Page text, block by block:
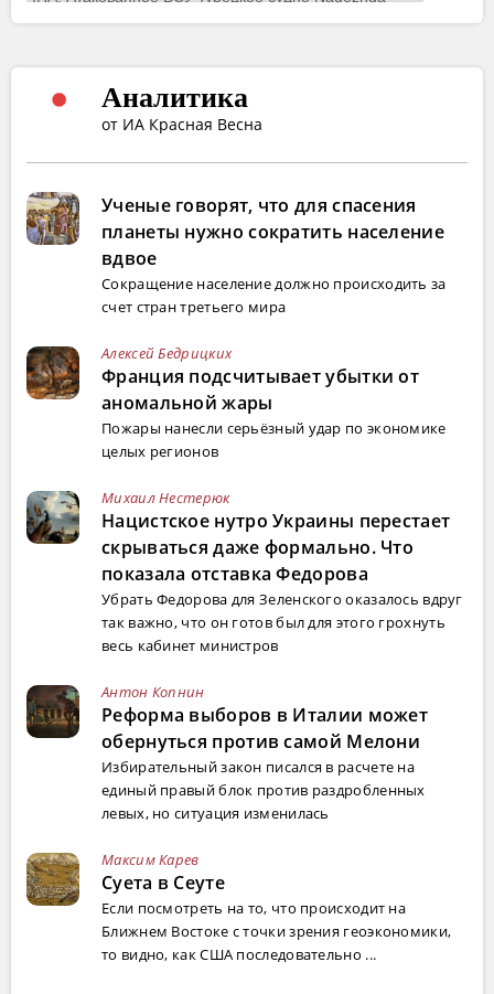
Аналитика
от ИА Красная Весна
Ученые говорят, что для спасения
планеты нужно сократить население
вдвое
Сокращение население должно происходить за
счет стран третьего мира
Алексей Бедрицких
Франция подсчитывает убытки от
аномальной жары
Пожары нанесли серьёзный удар по экономике
целых регионов
Михаил Нестерюк
Нацистское нутро Украины перестает
скрываться даже формально. Что
показала отставка Федорова
Убрать Федорова для Зеленского оказалось вдруг
так важно, что он готов был для этого грохнуть
весь кабинет министров
Антон Копнин
Реформа выборов в Италии может
обернуться против самой Мелони
Избирательный закон писался в расчете на
единый правый блок против раздробленных
левых, но ситуация изменилась
Максим Карев
Суета в Сеуте
Если посмотреть на то, что происходит на
Ближнем Востоке с точки зрения геоэкономики,
то видно, как США последовательно ...